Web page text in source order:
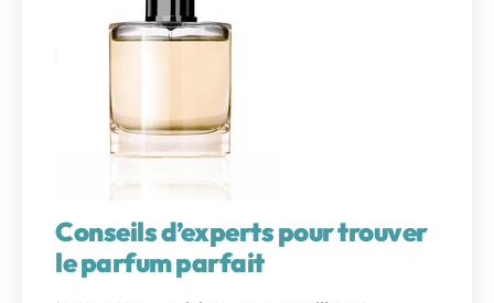
Conseils d’experts pour trouver
le parfum parfait